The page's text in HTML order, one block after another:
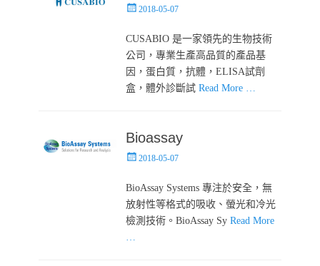
Posted2018-05-07
CUSABIO 是一家領先的生物技術
公司，專業生產高品質的產品基
因，蛋白質，抗體，ELISA試劑
盒，體外診斷試Read More …
Bioassay
Posted2018-05-07
BioAssay Systems 專注於安全，無
放射性等格式的吸收、螢光和冷光
檢測技術。BioAssay SyRead More